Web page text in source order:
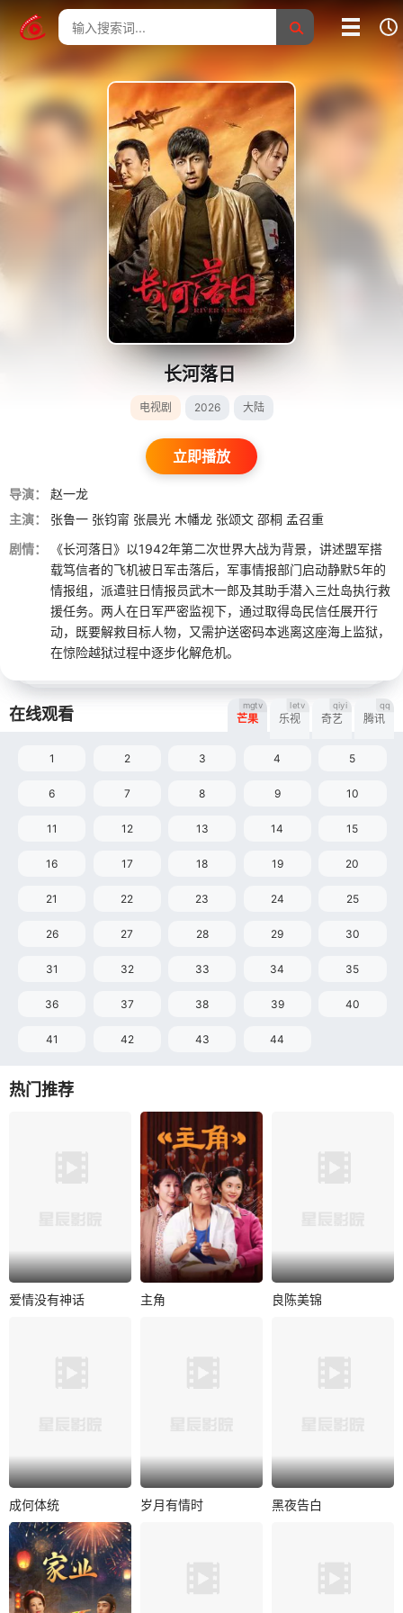
长河落日
电视剧 2026 大陆
立即播放
导演：
赵一龙
主演：
张鲁一 张钧甯 张晨光 木幡龙 张颂文 邵桐 孟召重
剧情：
《长河落日》以1942年第二次世界大战为背景，讲述盟军搭
载笃信者的飞机被日军击落后，军事情报部门启动静默5年的
情报组，派遣驻日情报员武木一郎及其助手潜入三灶岛执行救
援任务。两人在日军严密监视下，通过取得岛民信任展开行
动，既要解救目标人物，又需护送密码本逃离这座海上监狱，
在惊险越狱过程中逐步化解危机。
在线观看 芒果
mgtv
乐视
letv
奇艺
qiyi
腾讯
qq
1 2 3 4 5
6 7 8 9 10
11 12 13 14 15
16 17 18 19 20
21 22 23 24 25
26 27 28 29 30
31 32 33 34 35
36 37 38 39 40
41 42 43 44
热门推荐
爱情没有神话
爱情没有神话 主角
主角 良陈美锦
良陈美锦
成何体统
王楚然
丞磊
唐晓天
职场菜鸟王翠花意
外进入一本穿书文
成何体统 岁月有情时
岁月有情时 黑夜告白
黑夜告白